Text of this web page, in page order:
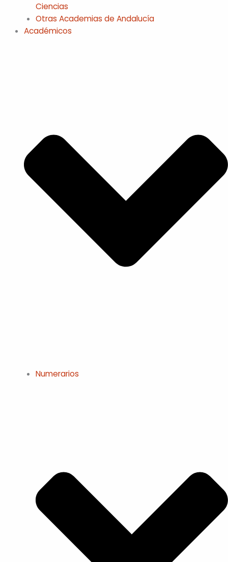
Ciencias
Otras Academias de Andalucía
Académicos
Numerarios